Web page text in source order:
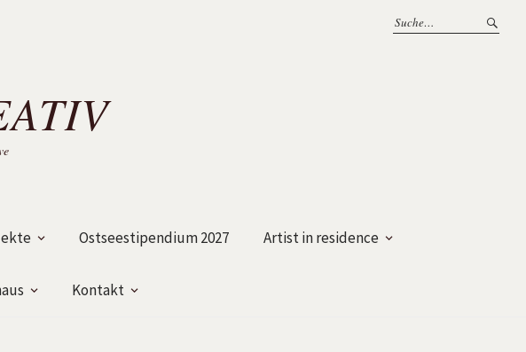
Ostseestipendium 2027 Artist in residence
Kontakt